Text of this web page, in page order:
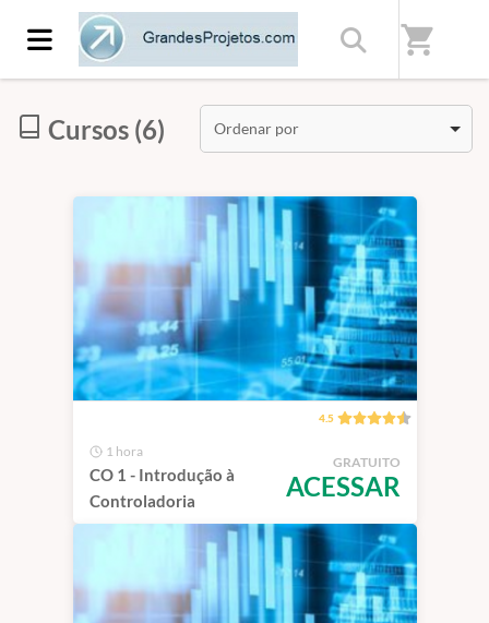
shopping_cart
Início/ Combo - CO - Controladoria
Cursos (6) Ordenar por
4.5
1 hora
CO 1 - Introdução à
Controladoria
GRATUITO
ACESSAR